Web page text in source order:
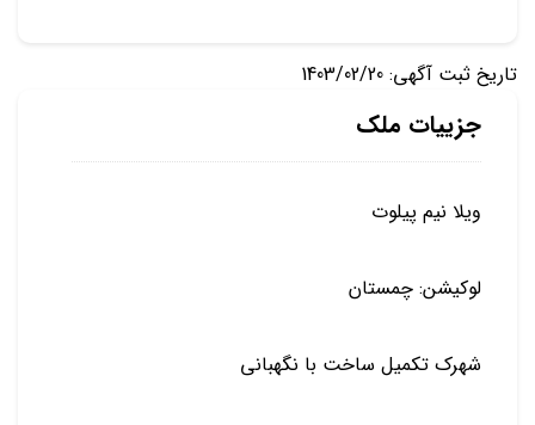
تاریخ ثبت آگهی: 1403/02/20
جزییات ملک
ویلا نیم پیلوت
لوکیشن: چمستان
شهرک تکمیل ساخت با نگهبانی